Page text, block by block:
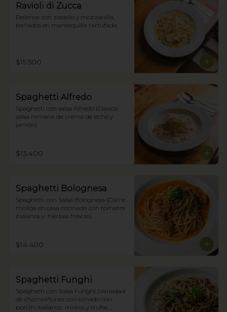
Ravioli di Zucca
Rellenos con zapallo y mozzarella,
bañados en mantequilla tartufada.
$15.500
Spaghetti Alfredo
Spaghetti con salsa Alfredo (Clásica
salsa romana de crema de leche y
jamón)
$13.400
Spaghetti Bolognesa
Spaghetti con Salsa Bolognesa (Carne
molida en casa cocinada con tomates
italianos y  hierbas frescas)
$14.400
Spaghetti Funghi
Spaghetti con Salsa Funghi (Variedad
de champiñones combinado con
porcini italianos  mixtos y trufas